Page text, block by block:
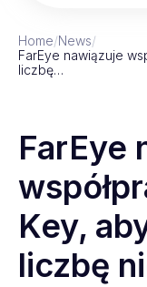
Home/News/
FarEye nawiązuje
liczbę…
FarEye
Key,
liczbę